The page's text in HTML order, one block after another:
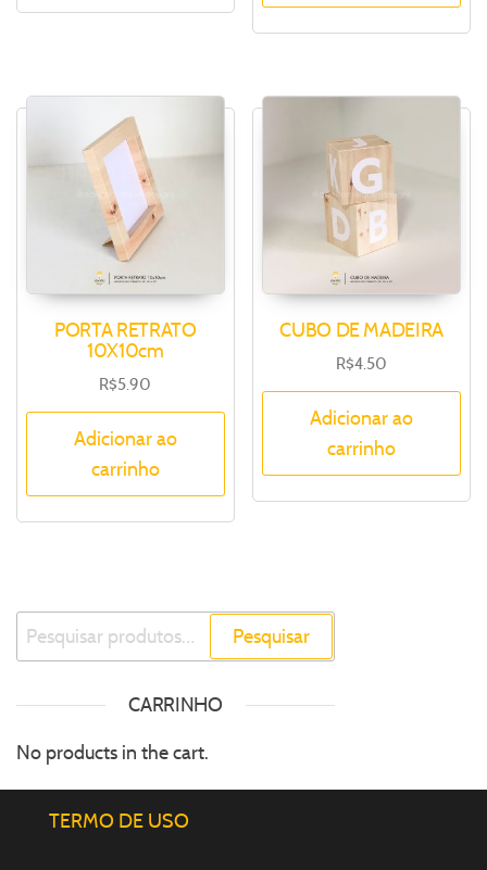
PORTA RETRATO
10X10cm
R$5.90
Adicionar ao
carrinho
CUBO DE MADEIRA
R$4.50
Adicionar ao
carrinho
Pesquisar
CARRINHO
No products in the cart.
TERMO DE USO